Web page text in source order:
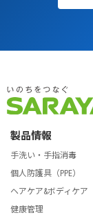
製品情報
手洗い・手指消毒
個人防護具（PPE）
ヘアケア&ボディケア
健康管理